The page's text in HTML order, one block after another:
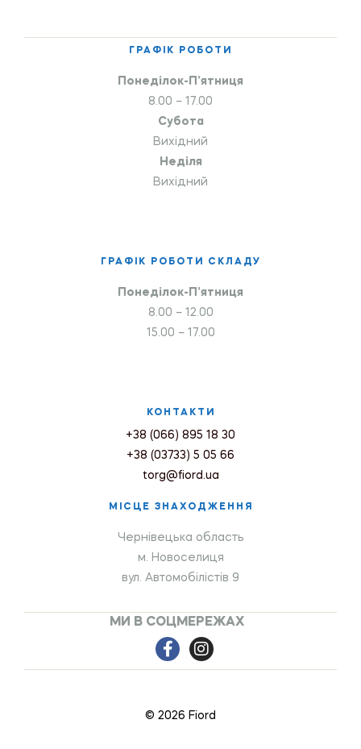
ГРАФІК РОБОТИ
Понеділок-П’ятниця
8.00 – 17.00
Субота
Вихідний
Неділя
Вихідний
ГРАФІК РОБОТИ СКЛАДУ
Понеділок-П’ятниця
8.00 – 12.00
15.00 – 17.00
КОНТАКТИ
+38 (066) 895 18 30
+38 (03733) 5 05 66
torg@fiord.ua
МІСЦЕ ЗНАХОДЖЕННЯ
Чернівецька область
м. Новоселиця
вул. Автомобілістів 9
МИ В СОЦМЕРЕЖАХ
© 2026 Fiord